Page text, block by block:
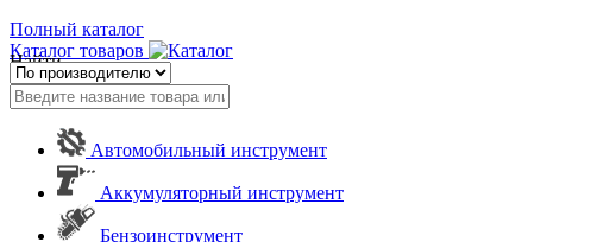
Полный каталог
Каталог товаров
Найти
Автомобильный инструмент
Аккумуляторный инструмент
Бензоинструмент